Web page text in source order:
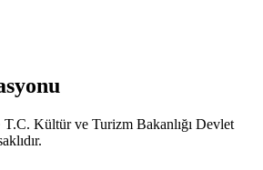
Kültür ve Turizm Bakanlığı Devlet